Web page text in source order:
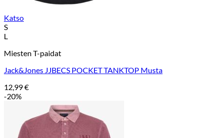
Katso
S
L
Miesten T-paidat
Jack&Jones JJBECS POCKET TANKTOP Musta
12,99€
-20%